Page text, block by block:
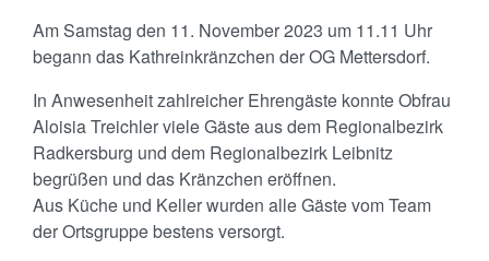
Am Samstag den 11. November 2023 um 11.11 Uhr
begann das Kathreinkränzchen der OG Mettersdorf.
In Anwesenheit zahlreicher Ehrengäste konnte Obfrau
Aloisia Treichler viele Gäste aus dem Regionalbezirk
Radkersburg und dem Regionalbezirk Leibnitz
begrüßen und das Kränzchen eröffnen.
Aus Küche und Keller wurden alle Gäste vom Team
der Ortsgruppe bestens versorgt.